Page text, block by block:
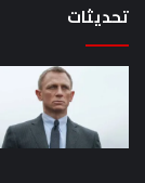
تحديثات